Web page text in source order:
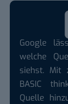
Google
welche
siehst. Mit
BASIC
Quelle